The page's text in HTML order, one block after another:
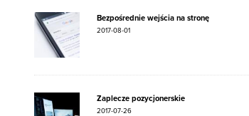
Bezpośrednie wejścia na stronę
2017-08-01
Zaplecze pozycjonerskie
2017-07-26